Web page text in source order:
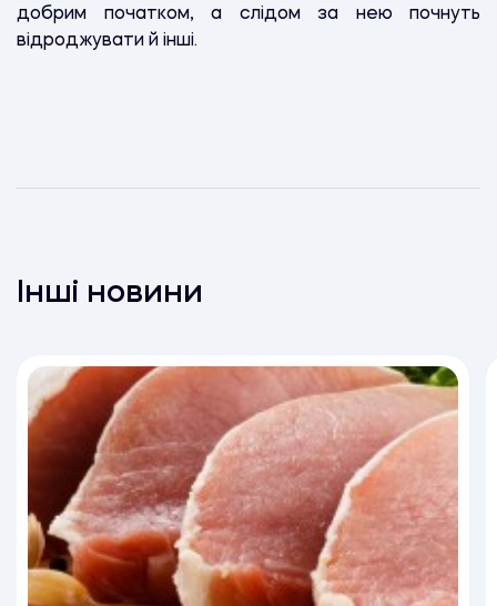
добрим початком, а слідом за нею почнуть
відроджувати й інші.
Інші новини